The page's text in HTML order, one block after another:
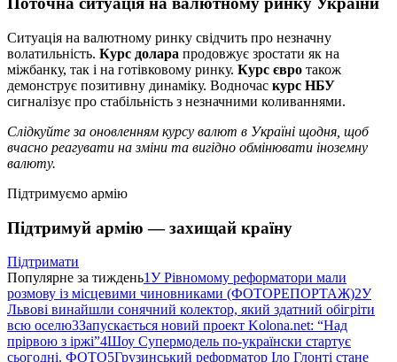
Ситуація на валютному ринку свідчить про незначну
волатильність. Курс долара продовжує зростати як на
міжбанку, так і на готівковому ринку. Курс євро також
демонструє позитивну динаміку. Водночас курс НБУ
сигналізує про стабільність з незначними коливаннями.
Слідкуйте за оновленням курсу валют в Україні щодня, щоб
вчасно реагувати на зміни та вигідно обмінювати іноземну
валюту.
Підтримуємо армію
Підтримуй армію — захищай країну
Підтримати
Популярне за тиждень1У Рівномому реформатори мали
розмову із місцевими чиновниками (ФОТОРЕПОРТАЖ)2У
Львові винайшли сонячний колектор, який здатний обігріти
всю оселю3Запускається новий проект Kolona.net: “Над
прірвою з іржі”4Шоу Супермодель по-українски стартує
сьогодні. ФОТО5Грузинський реформатор Іло Глонті стане